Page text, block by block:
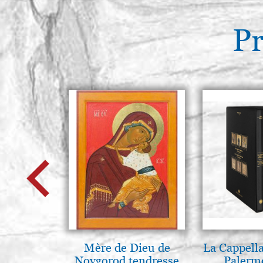
Mère de Dieu de
La